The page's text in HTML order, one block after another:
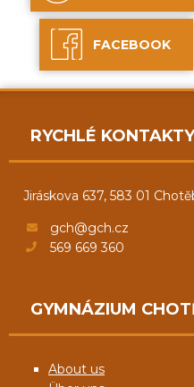
FACEBOOK
RYCHLÉ KONTAKTY
Jiráskova 637, 583 01
gch@gch.cz
569 669 360
GYMNÁZIUM
About us